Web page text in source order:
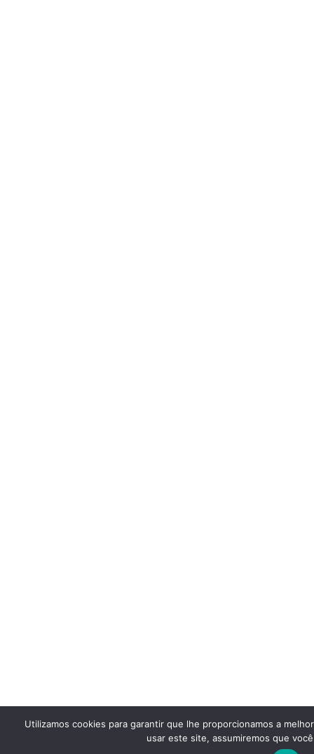
Utilizamos cookies para garantir que lhe proporcionamos a
usar este site, assumiremos que